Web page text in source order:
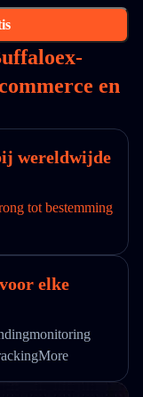
en
wereldwijde
tot bestemming
elke